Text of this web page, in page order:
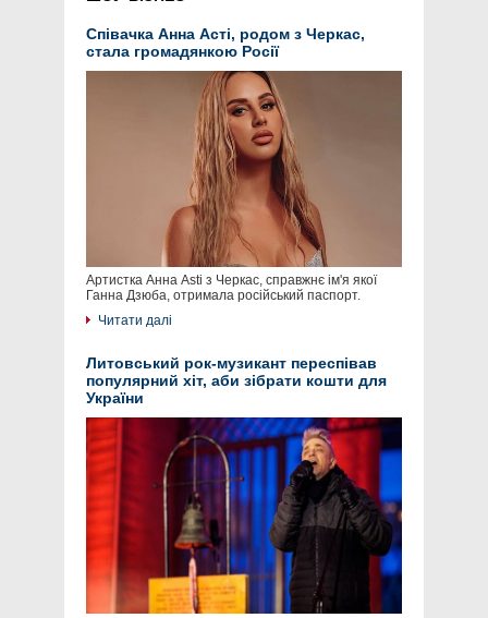
Співачка Анна Асті, родом з Черкас,
стала громадянкою Росії
Артистка Анна Asti з Черкас, справжнє ім'я якої
Ганна Дзюба, отримала російський паспорт.
Читати далі
Литовський рок-музикант переспівав
популярний хіт, аби зібрати кошти для
України